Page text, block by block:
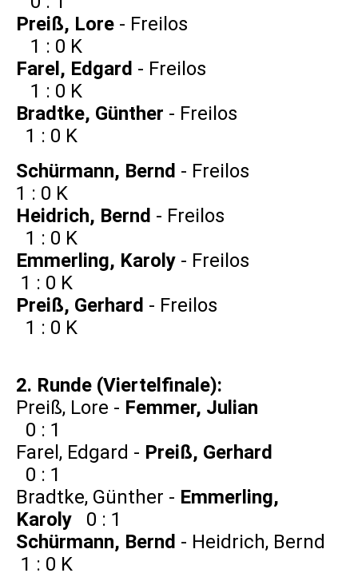
Preiß, Lore - Freilos
1 : 0 K
Farel, Edgard - Freilos
1 : 0 K
Bradtke, Günther - Freilos
1 : 0 K
Schürmann, Bernd - Freilos
1 : 0 K
Heidrich, Bernd - Freilos
1 : 0 K
Emmerling, Karoly - Freilos
1 : 0 K
Preiß, Gerhard - Freilos
1 : 0 K
2. Runde (Viertelfinale):
Preiß, Lore - Femmer, Julian
0 : 1
Farel, Edgard - Preiß, Gerhard
0 : 1
Bradtke, Günther - Emmerling,
Karoly 0 : 1
Schürmann, Bernd - Heidrich, Bernd
1 : 0 K